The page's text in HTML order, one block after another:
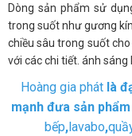
Dòng sản phẩm sử
trong suốt như gương
chiều sâu trong suốt
với các chi tiết. ánh
Hoàng gia phátlà
mạnh đưa sản
bếp,lavabo,